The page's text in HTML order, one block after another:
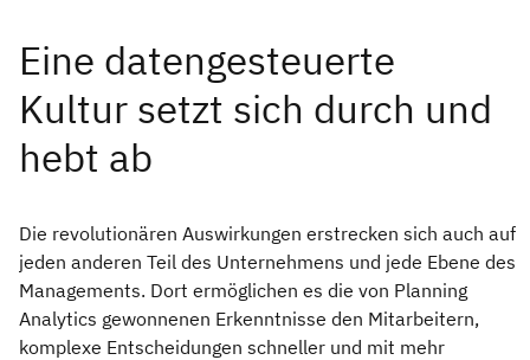
Die revolutionären Auswirkungen erstrecken sich auch auf
jeden anderen Teil des Unternehmens und jede Ebene des
Managements. Dort ermöglichen es die von Planning
Analytics gewonnenen Erkenntnisse den Mitarbeitern,
komplexe Entscheidungen schneller und mit mehr